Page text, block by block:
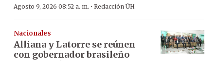
Agosto 9, 2026 08:52 a. m. · Redacción ÚH
Nacionales
Alliana y Latorre se reúnen
con gobernador brasileño